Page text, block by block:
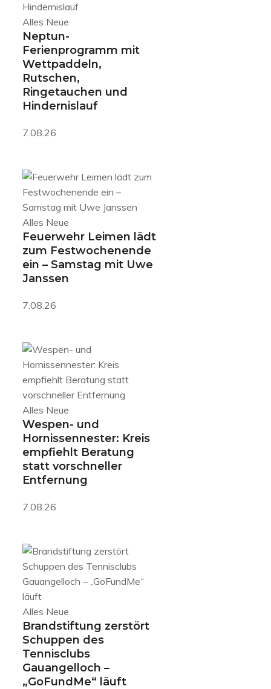
Alles Neue
Neptun-
Ferienprogramm mit
Wettpaddeln,
Rutschen,
Ringetauchen und
Hindernislauf
7.08.26
Alles Neue
Feuerwehr Leimen lädt
zum Festwochenende
ein – Samstag mit Uwe
Janssen
7.08.26
Alles Neue
Wespen- und
Hornissennester: Kreis
empfiehlt Beratung
statt vorschneller
Entfernung
7.08.26
Alles Neue
Brandstiftung zerstört
Schuppen des
Tennisclubs
Gauangelloch –
„GoFundMe“ läuft